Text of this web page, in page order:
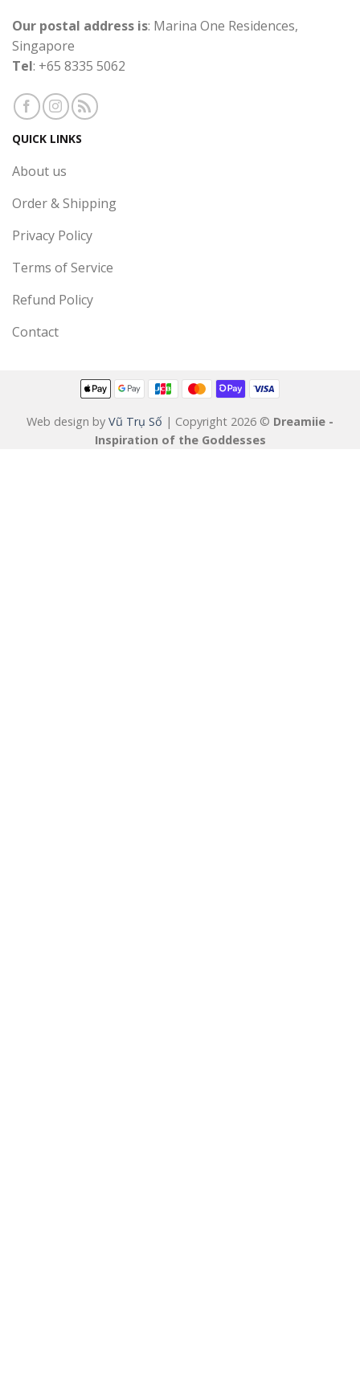
Our postal address is: Marina One Residences,
Singapore
Tel: +65 8335 5062
QUICK LINKS
About us
Order & Shipping
Privacy Policy
Terms of Service
Refund Policy
Contact
Web design by Vũ Trụ Số | Copyright 2026 © Dreamiie -
Inspiration of the Goddesses